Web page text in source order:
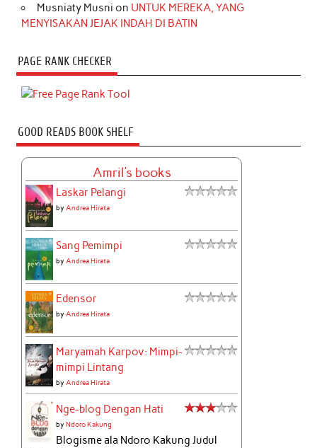
Musniaty Musni on UNTUK MEREKA, YANG
MENYISAKAN JEJAK INDAH DI BATIN
PAGE RANK CHECKER
GOOD READS BOOK SHELF
Amril's books
Laskar Pelangi
byAndrea Hirata
Sang Pemimpi
byAndrea Hirata
Edensor
byAndrea Hirata
Maryamah Karpov: Mimpi-
mimpi Lintang
byAndrea Hirata
Nge-blog Dengan Hati
byNdoro Kakung
Blogisme ala Ndoro Kakung Judul